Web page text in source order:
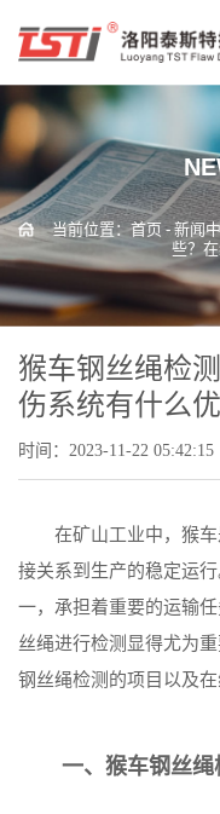
当前位置：首页 - 新闻
些？
猴车钢丝绳检
伤系统有什么优
时间：2023-11-22 05:42:15
在矿山工业中，猴车
接关系到生产的稳定运
一，承担着重要的运输
丝绳进行检测显得尤为
钢丝绳检测的项目以及在
一、猴车钢丝绳